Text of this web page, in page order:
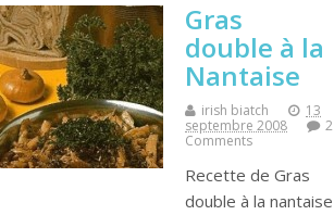
Gras
double à la
Nantaise
irish biatch
13
septembre 2008
2
Comments
Recette de Gras
double à la nantaise